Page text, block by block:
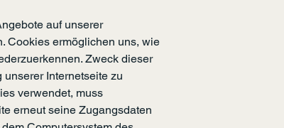
auf unserer
Cookies ermöglichen uns, wie
Zweck dieser
Internetseite zu
verwendet, muss
erneut seine Zugangsdaten